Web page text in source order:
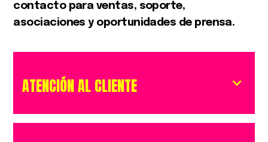
contacto para ventas, soporte,
asociaciones y oportunidades de prensa.
ATENCIÓN AL CLIENTE